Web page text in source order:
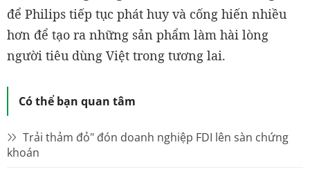
để Philips tiếp tục phát huy và cống hiến nhiều
hơn để tạo ra những sản phẩm làm hài lòng
người tiêu dùng Việt trong tương lai.
Có thể bạn quan tâm
Trải thảm đỏ" đón doanh nghiệp FDI lên sàn chứng
khoán